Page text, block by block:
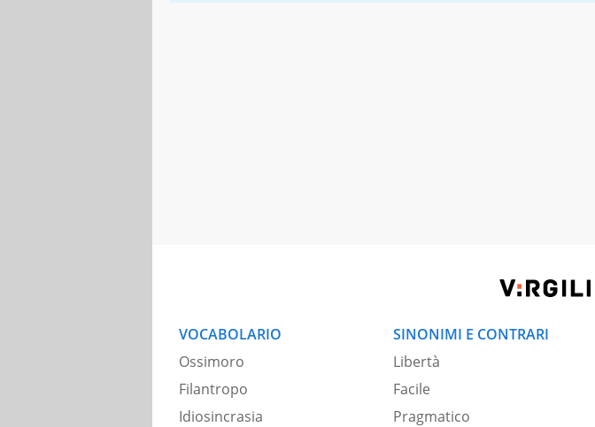
VOCABOLARIO
Ossimoro
Filantropo
Idiosincrasia
SINONIMI E CONTRARI
Libertà
Facile
Pragmatico